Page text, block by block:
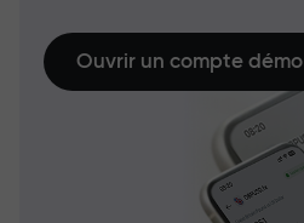
Ouvrir un compte démo